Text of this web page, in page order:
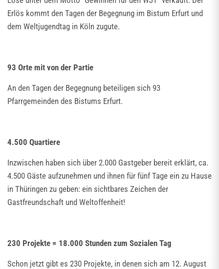
Erlös kommt den Tagen der Begegnung im Bistum Erfurt und
dem Weltjugendtag in Köln zugute.
93 Orte mit von der Partie
An den Tagen der Begegnung beteiligen sich 93
Pfarrgemeinden des Bistums Erfurt.
4.500 Quartiere
Inzwischen haben sich über 2.000 Gastgeber bereit erklärt, ca.
4.500 Gäste aufzunehmen und ihnen für fünf Tage ein zu Hause
in Thüringen zu geben: ein sichtbares Zeichen der
Gastfreundschaft und Weltoffenheit!
230 Projekte = 18.000 Stunden zum Sozialen Tag
Schon jetzt gibt es 230 Projekte, in denen sich am 12. August